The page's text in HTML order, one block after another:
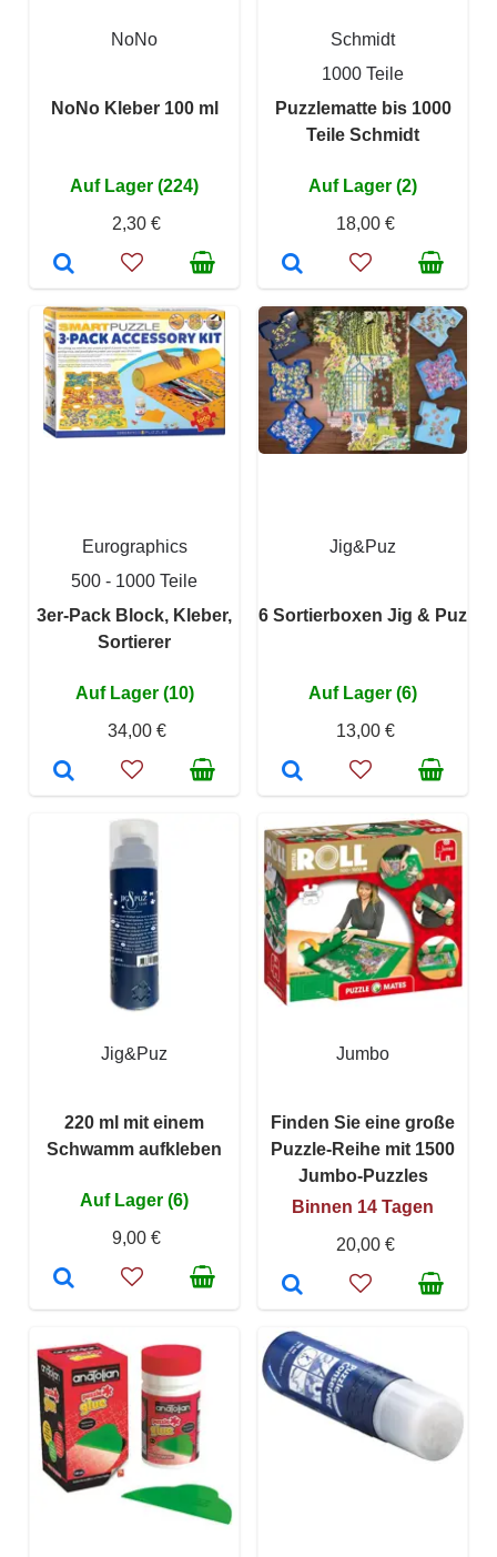
NoNo
NoNo Kleber 100 ml
Auf Lager (224)
2,30 €
Schmidt
1000 Teile
Puzzlematte bis 1000
Teile Schmidt
Auf Lager (2)
18,00 €
Eurographics
500 - 1000 Teile
3er-Pack Block, Kleber,
Sortierer
Auf Lager (10)
34,00 €
Jig&Puz
6 Sortierboxen Jig & Puz
Auf Lager (6)
13,00 €
Jig&Puz
220 ml mit einem
Schwamm aufkleben
Auf Lager (6)
9,00 €
Jumbo
Finden Sie eine große
Puzzle-Reihe mit 1500
Jumbo-Puzzles
Binnen 14 Tagen
20,00 €